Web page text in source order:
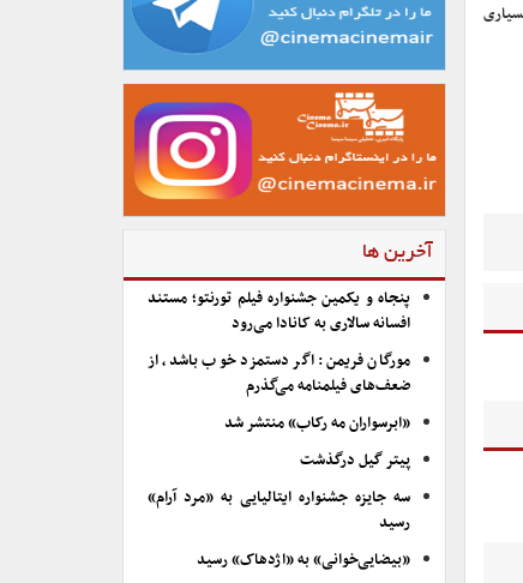
آخرین ها
پنجاه و یکمین جشنواره فیلم تورنتو؛ مستند
افسانه سالاری به کانادا می‌رود
مورگان فریمن: اگر دستمزد خوب باشد، از
ضعف‌های فیلمنامه می‌گذرم
«ابرسواران مه رکاب» منتشر شد
پیتر گیل درگذشت
سه جایزه جشنواره ایتالیایی به «مرد آرام»
رسید
«بیضایی‌خوانی» به «اژدهاک» رسید